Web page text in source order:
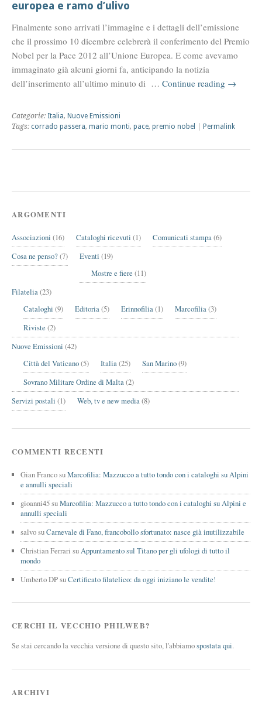
europea e ramo d’ulivo
Finalmente sono arrivati l’immagine e i dettagli dell’emissione
che il prossimo 10 dicembre celebrerà il conferimento del Premio
Nobel per la Pace 2012 all’Unione Europea. E come avevamo
immaginato già alcuni giorni fa, anticipando la notizia
dell’inserimento all’ultimo minuto di … Continue reading →
Categorie: Italia, Nuove Emissioni
Tags: corrado passera, mario monti, pace, premio nobel Permalink
ARGOMENTI
Associazioni (16) Cataloghi ricevuti (1) Comunicati stampa (6)
Cosa ne penso?(7) Eventi (19)
Mostre e fiere (11)
Filatelia (23)
Cataloghi (9) Editoria (5) Erinnofilia (1) Marcofilia (3)
Riviste (2)
Nuove Emissioni (42)
Città del Vaticano(5) Italia (25) San Marino(9)
Sovrano Militare Ordine di Malta (2)
Servizi postali (1) Web, tv e new media (8)
COMMENTI RECENTI
Gian FrancosuMarcofilia: Mazzucco a tutto tondo con i cataloghi su Alpini
e annulli speciali
gioanni45suMarcofilia: Mazzucco a tutto tondo con i cataloghi su Alpini e
annulli speciali
salvosuCarnevale di Fano, francobollo sfortunato: nasce già inutilizzabile
Christian Ferrari su Appuntamento sul Titano per gli ufologi di tutto il
mondo
Umberto DPsuCertificato filatelico: da oggi iniziano le vendite!
CERCHI IL VECCHIO PHILWEB?
Se stai cercando la vecchia versione di questo sito, l'abbiamospostata qui.
ARCHIVI